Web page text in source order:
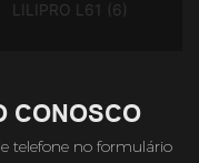
CONOSCO
telefone no formulário